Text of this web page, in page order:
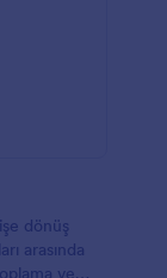
dönüş
arasında
ve